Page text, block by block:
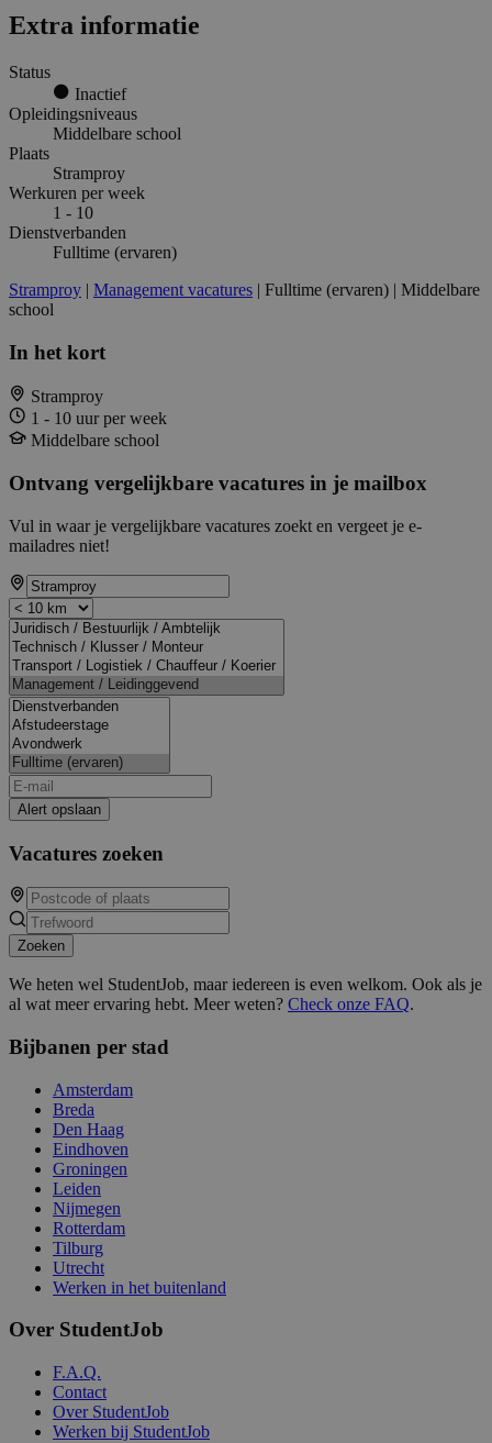
Extra informatie
Status
Inactief
Opleidingsniveaus
Middelbare school
Plaats
Stramproy
Werkuren per week
1 - 10
Dienstverbanden
Fulltime (ervaren)
Stramproy | Management vacatures | Fulltime (ervaren) | Middelbare
school
In het kort
Stramproy
1 - 10 uur per week
Middelbare school
Ontvang vergelijkbare vacatures in je mailbox
Vul in waar je vergelijkbare vacatures zoekt en vergeet je e-
mailadres niet!
Alert opslaan
Vacatures zoeken
Zoeken
We heten wel StudentJob, maar iedereen is even welkom. Ook als je
al wat meer ervaring hebt. Meer weten? Check onze FAQ.
Bijbanen per stad
Amsterdam
Breda
Den Haag
Eindhoven
Groningen
Leiden
Nijmegen
Rotterdam
Tilburg
Utrecht
Werken in het buitenland
Over StudentJob
F.A.Q.
Contact
Over StudentJob
Werken bij StudentJob